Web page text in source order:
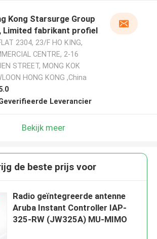
Kong Starsurge Group
Limited fabrikant profiel
2304, 23/F HO KING,
CENTRE, 2-16
STREET, MONG KOK
HONG KONG ,China
Leverancier
Bekijk meer
de beste prijs voor
Radio geïntegreerde antenne
Aruba Instant Controller IAP-
325-RW (JW325A) MU-MIMO